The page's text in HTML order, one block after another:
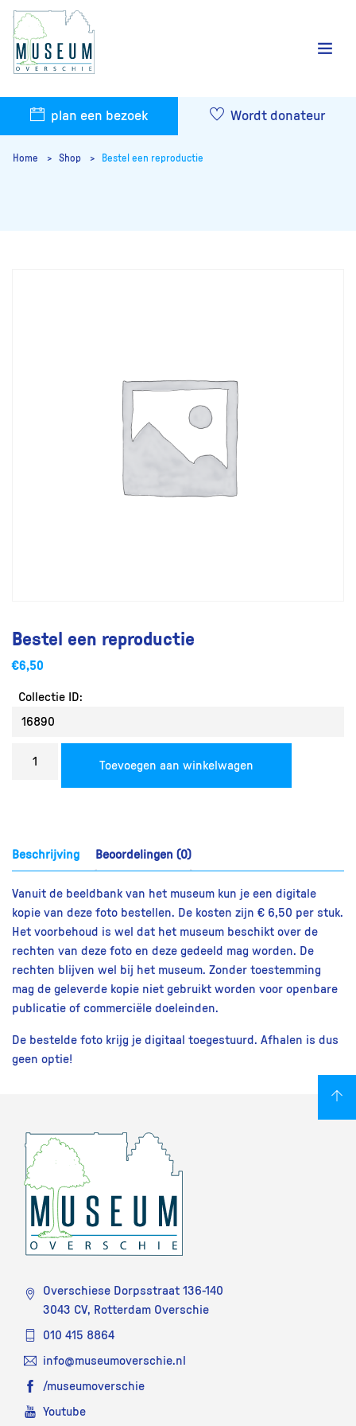
plan een bezoek Wordt donateur
Home Shop Bestel een reproductie
Bestel een reproductie
€6,50
Collectie ID:
reproductie
Toevoegen aan winkelwagen
Beschrijving Beoordelingen (0)
Vanuit de beeldbank van het museum kun je een digitale
kopie van deze foto bestellen. De kosten zijn € 6,50 per stuk.
Het voorbehoud is wel dat het museum beschikt over de
rechten van deze foto en deze gedeeld mag worden. De
rechten blijven wel bij het museum. Zonder toestemming
mag de geleverde kopie niet gebruikt worden voor openbare
publicatie of commerciële doeleinden.
De bestelde foto krijg je digitaal toegestuurd. Afhalen is dus
geen optie!
Overschiese Dorpsstraat 136-140
3043 CV, Rotterdam Overschie
010 415 8864
info@museumoverschie.nl
/museumoverschie
Youtube